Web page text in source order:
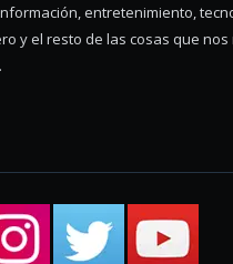
entretenimiento,
y el resto de las cosas que